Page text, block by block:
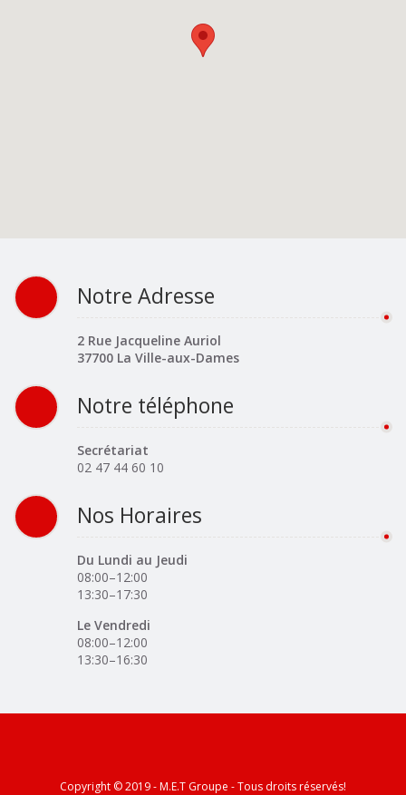
Notre Adresse
2 Rue Jacqueline Auriol
37700 La Ville-aux-Dames
Notre téléphone
Secrétariat
02 47 44 60 10
Nos Horaires
Du Lundi au Jeudi
08:00–12:00
13:30–17:30
Le Vendredi
08:00–12:00
13:30–16:30
Copyright © 2019 - M.E.T Groupe - Tous droits réservés!